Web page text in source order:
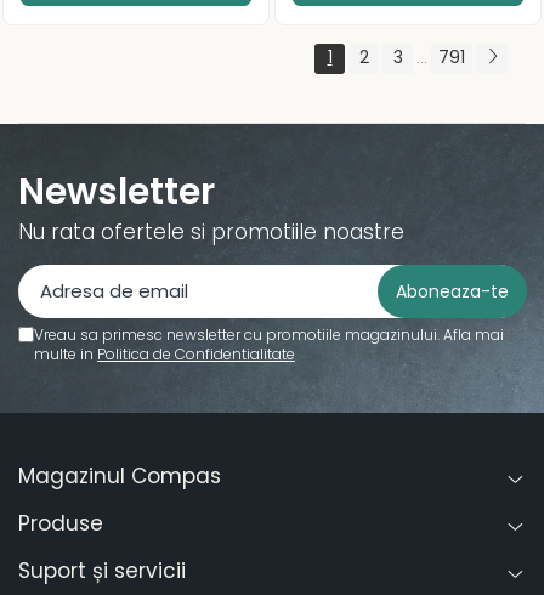
1 2 3 ... 791
Newsletter
Nu rata ofertele si promotiile noastre
Vreau sa primesc newsletter cu promotiile magazinului. Afla mai
multe in Politica de Confidentialitate
Magazinul Compas
Produse
Suport și servicii